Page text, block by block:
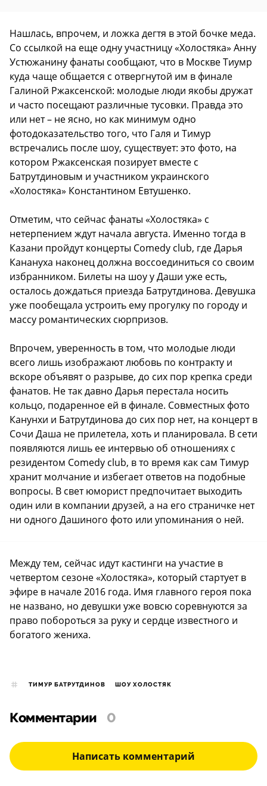
Нашлась, впрочем, и ложка дегтя в этой бочке меда.
Со ссылкой на еще одну участницу «Холостяка» Анну
Устюжанину фанаты сообщают, что в Москве Тиумр
куда чаще общается с отвергнутой им в финале
Галиной Ржаксенской: молодые люди якобы дружат
и часто посещают различные тусовки. Правда это
или нет – не ясно, но как минимум одно
фотодоказательство того, что Галя и Тимур
встречались после шоу, существует: это фото, на
котором Ржаксенская позирует вместе с
Батрутдиновым и участником украинского
«Холостяка» Константином Евтушенко.
Отметим, что сейчас фанаты «Холостяка» с
нетерпением ждут начала августа. Именно тогда в
Казани пройдут концерты Comedy club, где Дарья
Канануха наконец должна воссоединиться со своим
избранником. Билеты на шоу у Даши уже есть,
осталось дождаться приезда Батрутдинова. Девушка
уже пообещала устроить ему прогулку по городу и
массу романтических сюрпризов.
Впрочем, уверенность в том, что молодые люди
всего лишь изображают любовь по контракту и
вскоре объявят о разрыве, до сих пор крепка среди
фанатов. Не так давно Дарья перестала носить
кольцо, подаренное ей в финале. Совместных фото
Канунхи и Батрутдинова до сих пор нет, на концерт в
Сочи Даша не прилетела, хоть и планировала. В сети
появляются лишь ее интервью об отношениях с
резидентом Comedy club, в то время как сам Тимур
хранит молчание и избегает ответов на подобные
вопросы. В свет юморист предпочитает выходить
один или в компании друзей, а на его страничке нет
ни одного Дашиного фото или упоминания о ней.
Между тем, сейчас идут кастинги на участие в
четвертом сезоне «Холостяка», который стартует в
эфире в начале 2016 года. Имя главного героя пока
не названо, но девушки уже вовсю соревнуются за
право побороться за руку и сердце известного и
богатого жениха.
ТИМУР БАТРУТДИНОВ ШОУ ХОЛОСТЯК
Комментарии 0
Написать комментарий